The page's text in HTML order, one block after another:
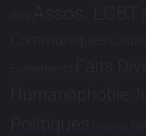
Asie Assos. LGBT
Communiqués Culture
Evénements Faits
Humanophobie
Politiques Projets